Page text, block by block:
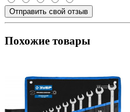
Отправить свой отзыв
Похожие товары